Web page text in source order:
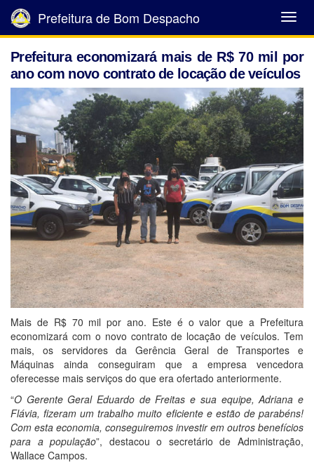
Abrir
Menu
Prefeitura de Bom Despacho
Prefeitura economizará mais de R$ 70 mil por
ano com novo contrato de locação de veículos
Mais de R$ 70 mil por ano. Este é o valor que a Prefeitura
economizará com o novo contrato de locação de veículos. Tem
mais, os servidores da Gerência Geral de Transportes e
Máquinas ainda conseguiram que a empresa vencedora
oferecesse mais serviços do que era ofertado anteriormente.
“O Gerente Geral Eduardo de Freitas e sua equipe, Adriana e
Flávia, fizeram um trabalho muito eficiente e estão de parabéns!
Com esta economia, conseguiremos investir em outros benefícios
para a população”, destacou o secretário de Administração,
Wallace Campos.